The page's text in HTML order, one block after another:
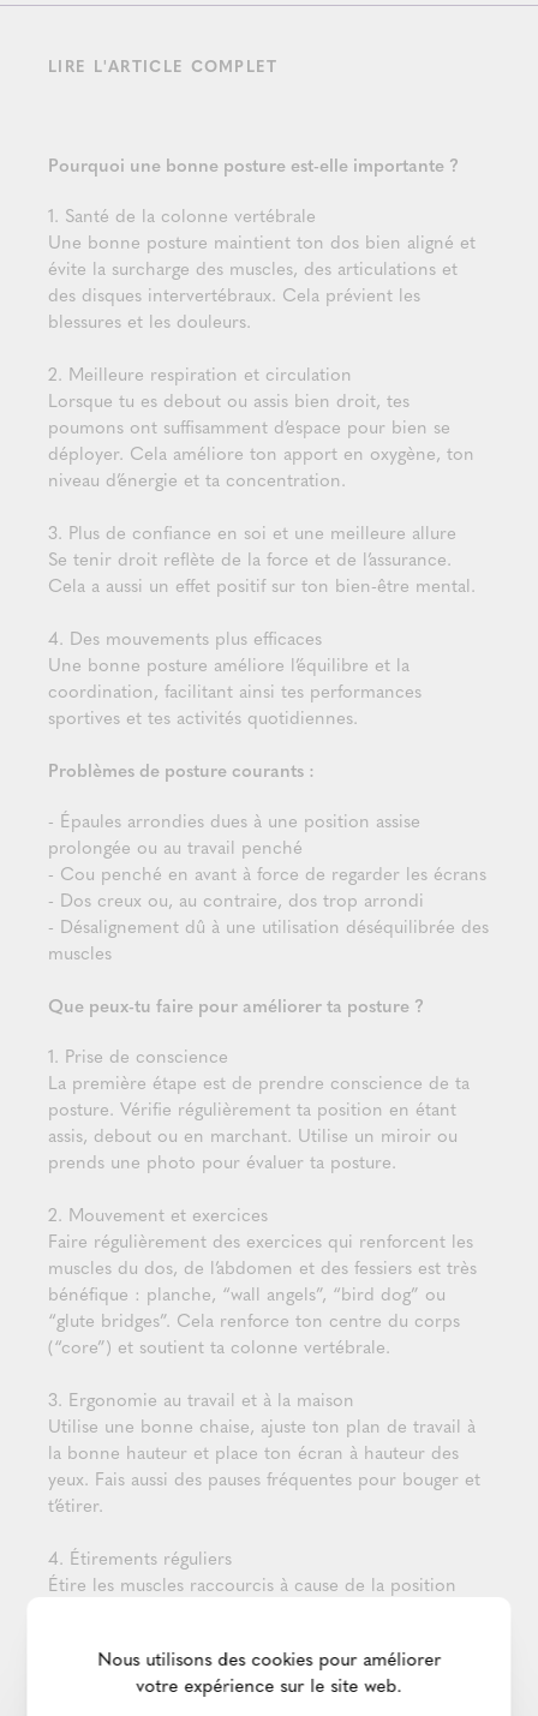
LIRE L'ARTICLE COMPLET
Pourquoi une bonne posture est-elle importante ?
1. Santé de la colonne vertébrale
Une bonne posture maintient ton dos bien aligné et
évite la surcharge des muscles, des articulations et
des disques intervertébraux. Cela prévient les
blessures et les douleurs.
2. Meilleure respiration et circulation
Lorsque tu es debout ou assis bien droit, tes
poumons ont suffisamment d’espace pour bien se
déployer. Cela améliore ton apport en oxygène, ton
niveau d’énergie et ta concentration.
3. Plus de confiance en soi et une meilleure allure
Se tenir droit reflète de la force et de l’assurance.
Cela a aussi un effet positif sur ton bien-être mental.
4. Des mouvements plus efficaces
Une bonne posture améliore l’équilibre et la
coordination, facilitant ainsi tes performances
sportives et tes activités quotidiennes.
Problèmes de posture courants :
- Épaules arrondies dues à une position assise
prolongée ou au travail penché
- Cou penché en avant à force de regarder les écrans
- Dos creux ou, au contraire, dos trop arrondi
- Désalignement dû à une utilisation déséquilibrée des
muscles
Que peux-tu faire pour améliorer ta posture ?
1. Prise de conscience
La première étape est de prendre conscience de ta
posture. Vérifie régulièrement ta position en étant
assis, debout ou en marchant. Utilise un miroir ou
prends une photo pour évaluer ta posture.
2. Mouvement et exercices
Faire régulièrement des exercices qui renforcent les
muscles du dos, de l’abdomen et des fessiers est très
bénéfique : planche, “wall angels”, “bird dog” ou
“glute bridges”. Cela renforce ton centre du corps
(“core”) et soutient ta colonne vertébrale.
3. Ergonomie au travail et à la maison
Utilise une bonne chaise, ajuste ton plan de travail à
la bonne hauteur et place ton écran à hauteur des
yeux. Fais aussi des pauses fréquentes pour bouger et
t’étirer.
4. Étirements réguliers
Étire les muscles raccourcis à cause de la position
équilibre musculaire.
Nous utilisons des cookies pour améliorer
votre expérience sur le site web.